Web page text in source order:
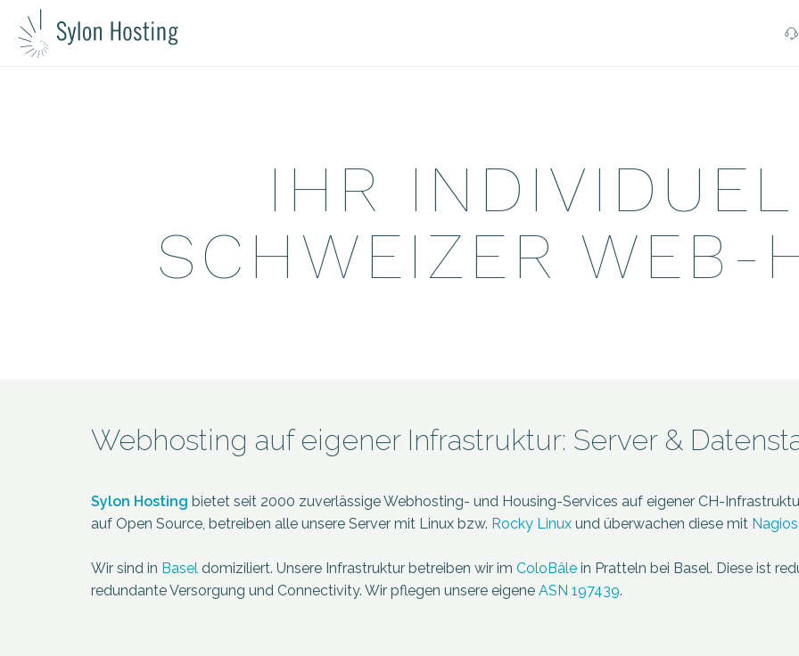
Advanced Mail Security Gateway
Zimbra Collaboration Suite
VOIP von peoplefone
IHR
SCHWEIZER WEB-
Webhosting auf eigener Infrastruktur: Server &
Sylon Hosting bietet seit 2000 zuverlässige Webhosting- und Housing-Services auf eigener CH-
auf Open Source, betreiben alle unsere Server mit Linux bzw. Rocky Linux und überwachen diese mit Nagios
Wir sind in Basel domiziliert. Unsere Infrastruktur betreiben wir im ColoBâle in Pratteln bei Basel. Diese ist
redundante Versorgung und Connectivity. Wir pflegen unsere eigene ASN 197439.